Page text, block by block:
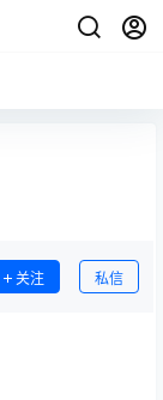
关注 私信